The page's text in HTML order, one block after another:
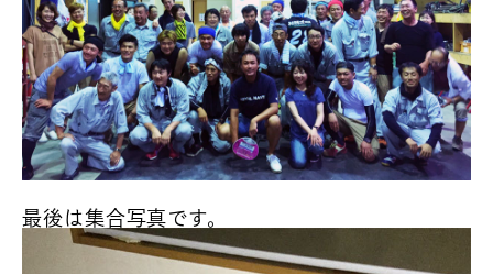
最後は集合写真です。